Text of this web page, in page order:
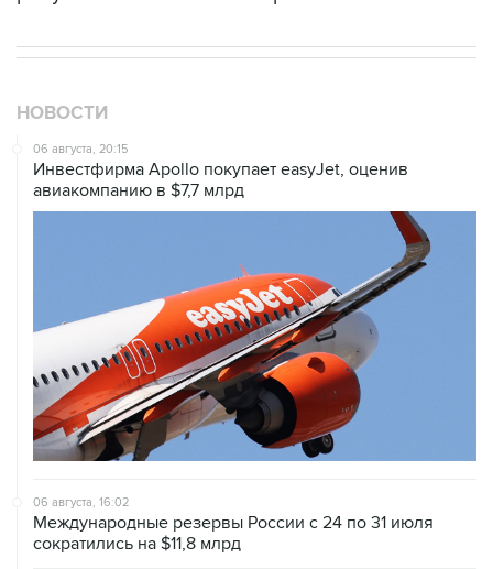
НОВОСТИ
06 августа, 20:15
Инвестфирма Apollo покупает easyJet, оценив
авиакомпанию в $7,7 млрд
06 августа, 16:02
Международные резервы России с 24 по 31 июля
сократились на $11,8 млрд